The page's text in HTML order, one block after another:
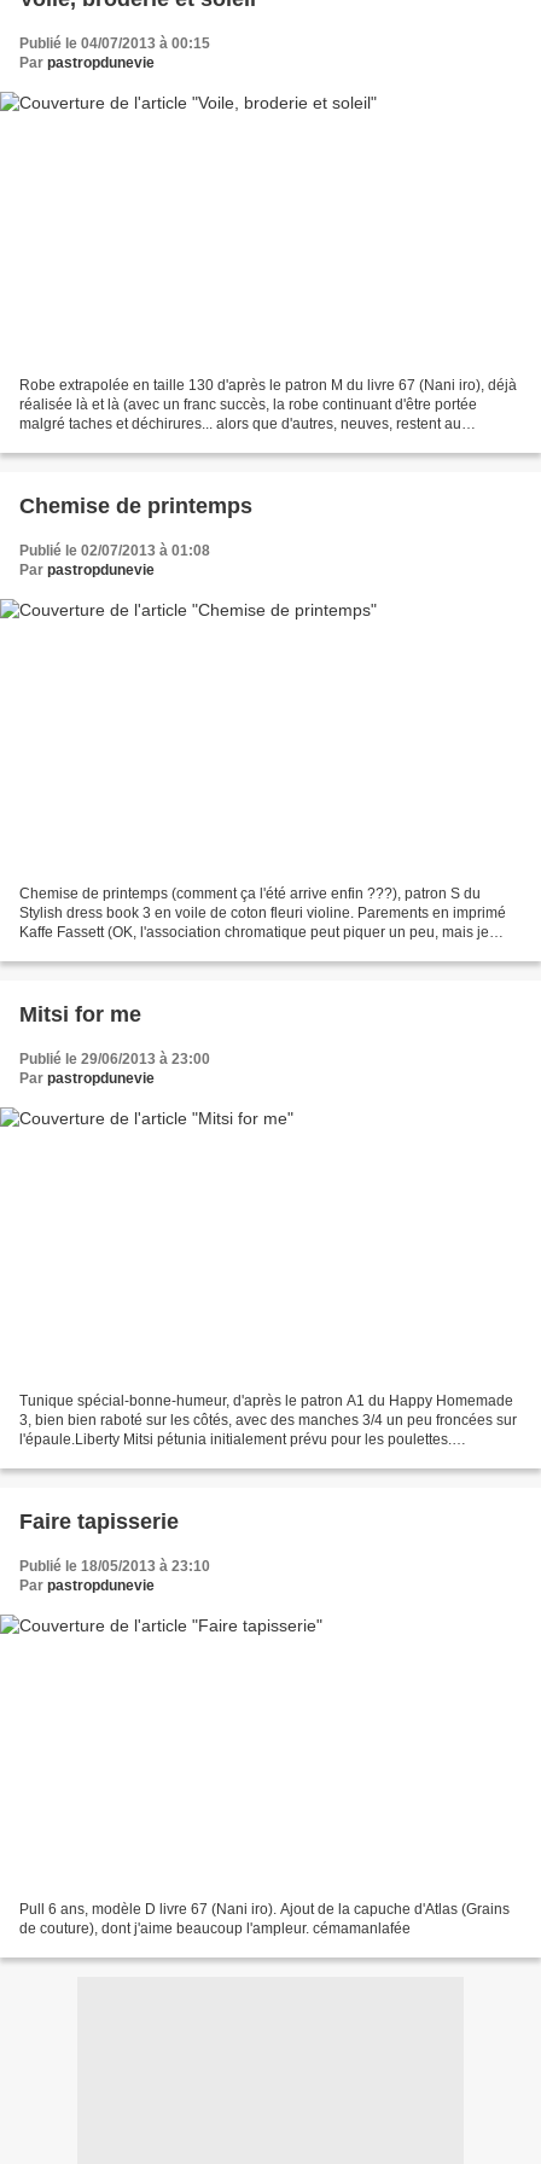
Publié le 04/07/2013 à 00:15
Par pastropdunevie
Robe extrapolée en taille 130 d'après le patron M du livre 67 (Nani iro), déjà
réalisée là et là (avec un franc succès, la robe continuant d'être portée
malgré taches et déchirures... alors que d'autres, neuves, restent au
Chemise de printemps
Publié le 02/07/2013 à 01:08
Par pastropdunevie
Chemise de printemps (comment ça l'été arrive enfin ???), patron S du
Stylish dress book 3 en voile de coton fleuri violine. Parements en imprimé
Kaffe Fassett (OK, l'association chromatique peut piquer un peu, mais je
Mitsi for me
Publié le 29/06/2013 à 23:00
Par pastropdunevie
Tunique spécial-bonne-humeur, d'après le patron A1 du Happy Homemade
3, bien bien raboté sur les côtés, avec des manches 3/4 un peu froncées sur
l'épaule.Liberty Mitsi pétunia initialement prévu pour les poulettes.
Faire tapisserie
Publié le 18/05/2013 à 23:10
Par pastropdunevie
Pull 6 ans, modèle D livre 67 (Nani iro). Ajout de la capuche d'Atlas (Grains
de couture), dont j'aime beaucoup l'ampleur. cémamanlafée